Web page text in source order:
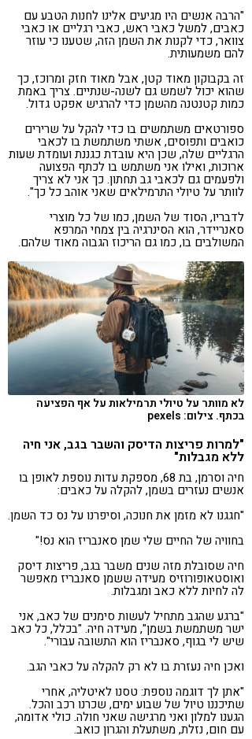
"הרבה אנשים היו מגיעים אלינו לחנות הטבע עם
כאבים, למשל כאבי ראש, כאבי רגליים או כאבי
צוואר, כדי לקנות את השמן הזה, שטענו כי עוזר
להם משמעותית.
זה בקבוקון מאוד קטן, אבל מאוד חזק ומרוכז, כך
שהוא יכול לשמש גם לשנה-שנתיים. צריך באמת
כמות קטנטנה מהשמן כדי להרגיש אפקט גדול.
ספורטאים משתמשים בו כדי להקל על שרירים
כואבים ותפוסים, אשתי משתמשת בו לכאבי
הרגליים שלה, שכן היא עובדת כגננת ועומדת שעות
ארוכות, ואילו אני משתמש בו לכתף הפצועה
ולפעמים גם לכאבי גב תחתון. כך אני לא צריך
לוותר על טיולי התרמילאים שאני אוהב כל כך".
לדבריו, הסוד של השמן, כמו של כל מוצרי
סאנריידר, הוא הסינרגיה בין צמחי המרפא
המשולבים בו, כמו גם הריכוז הגבוה מאוד שלהם.
לא מוותר על טיולי תרמילאות על אף הפציעה
בכתף. צילום: pexels
"למרות פריצות הדיסק והשבר בגב, אני חיה
ללא מגבלות"
חיה וסרמן, בת 68, מספקת עדות נוספת לאופן בו
אנשים נעזרים בשמן, להקלה על כאבים:
"חגגנו לא מזמן את חנוכה, וסיפרנו על נס כד השמן.
בחוויה של החיים שלי שמן סאנבריז הוא נס!"
חיה שסובלת מזה שנים משבר בגב, פריצות דיסק
ואוסטאופורוזיס מעידה ששמן סאנבריז מאפשר
לה לחיות ללא כאב ומגבלות.
"ברגע שהגב מתחיל לעשות סימנים של כאב, אני
ישר משתמשת בשמן", מעידה חיה. "בכלל, כל כאב
שיש לי בגוף, סאנבריז הוא התשובה עבורי".
ואכן חיה נעזרת בו לא רק להקלה על כאבי הגב.
"אתן לך דוגמה נוספת: טסנו לאיטליה, אחרי
שתיכננו טיול של שבוע ימים, שכרנו רכב והכל.
הגענו למלון ואני מרגישה שאני חולה. כולי אדומה,
עם חום, נזלת, משתעלת והגרון כואב.